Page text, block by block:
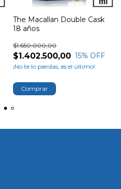
The Macallan Double Cask
18 años
$1.402.500,00
$1.650.000,00
15% OFF
¡No te lo pierdas, es el último!